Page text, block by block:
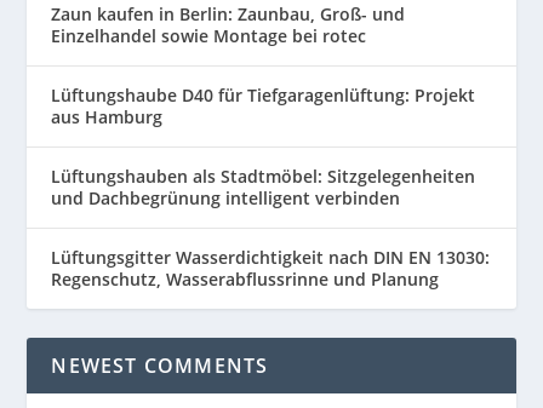
Zaun kaufen in Berlin: Zaunbau, Groß- und
Einzelhandel sowie Montage bei rotec
Lüftungshaube D40 für Tiefgaragenlüftung: Projekt
aus Hamburg
Lüftungshauben als Stadtmöbel: Sitzgelegenheiten
und Dachbegrünung intelligent verbinden
Lüftungsgitter Wasserdichtigkeit nach DIN EN 13030:
Regenschutz, Wasserabflussrinne und Planung
NEWEST COMMENTS